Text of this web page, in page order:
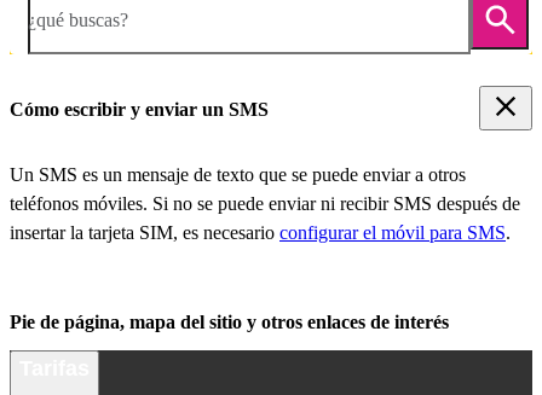
¿qué buscas?
Cómo escribir y enviar un SMS
Un SMS es un mensaje de texto que se puede enviar a otros
teléfonos móviles. Si no se puede enviar ni recibir SMS después de
insertar la tarjeta SIM, es necesario configurar el móvil para SMS.
Pie de página, mapa del sitio y otros enlaces de interés